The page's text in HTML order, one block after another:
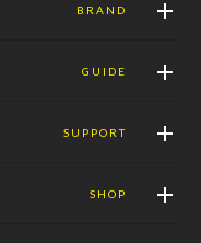
BRAND
GUIDE
SUPPORT
SHOP